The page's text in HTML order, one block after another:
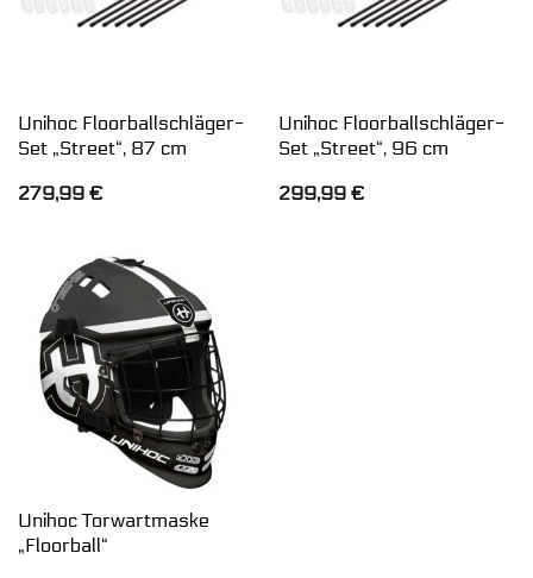
Unihoc Floorballschläger-
Set „Street“, 87 cm
279,99 €
Unihoc Floorballschläger-
Set „Street“, 96 cm
299,99 €
Unihoc Torwartmaske
„Floorball“